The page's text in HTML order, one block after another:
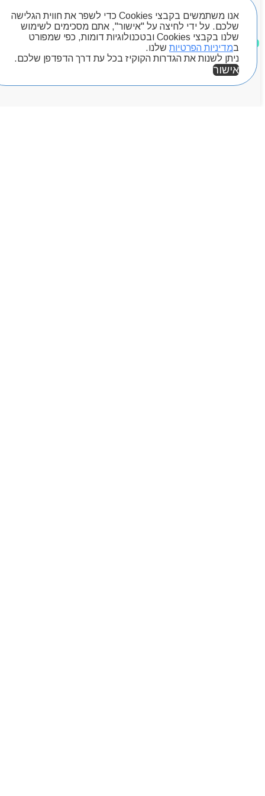
אנו משתמשים בקבצי Cookies כדי לשפר את חווית הגלישה
שלכם. על ידי לחיצה על "אישור", אתם מסכימים לשימוש
שלנו בקבצי Cookies ובטכנולוגיות דומות, כפי שמפורט
במדיניות הפרטיות שלנו.
ניתן לשנות את הגדרות הקוקיז בכל עת דרך הדפדפן שלכם.
אישור
מוצרים שאהבתי